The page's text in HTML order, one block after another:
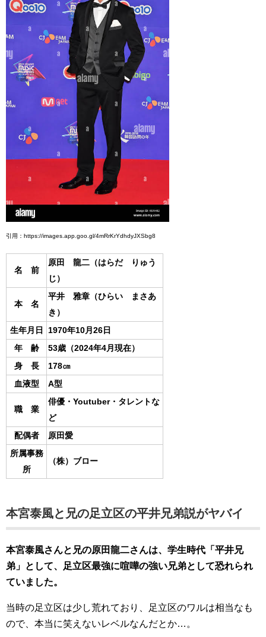
引用：https://images.app.goo.gl/4mRrKrYdhdyJXSbg8
名 前
原田 龍二（はらだ りゅう
じ）
本 名
平井 雅章（ひらい まさあ
き）
生年月日
1970年10月26日
年 齢
53歳（2024年4月現在）
身 長
178㎝
血液型
A型
職 業
俳優・Youtuber・タレントな
ど
配偶者
原田愛
所属事務
所
（株）ブロー
本宮泰風と兄の足立区の平井兄弟説がヤバイ
本宮泰風さんと兄の原田龍二さんは、学生時代「平井兄
弟」として、足立区最強に喧嘩の強い兄弟として恐れられ
ていました。
当時の足立区は少し荒れており、足立区のワルは相当なも
ので、本当に笑えないレベルなんだとか…。